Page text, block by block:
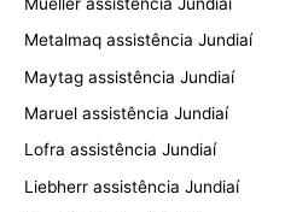
Metalmaq assistência Jundiaí
Maytag assistência Jundiaí
Maruel assistência Jundiaí
Lofra assistência Jundiaí
Liebherr assistência Jundiaí